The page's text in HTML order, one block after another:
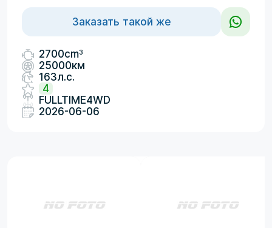
Заказать такой же
2700cm3
25000км
163л.с.
4
FULLTIME4WD
2026-06-06